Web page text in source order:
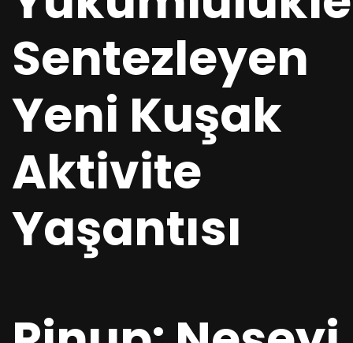
Sentezleyen
Yeni Kuşak
Aktivite
Yaşantısı